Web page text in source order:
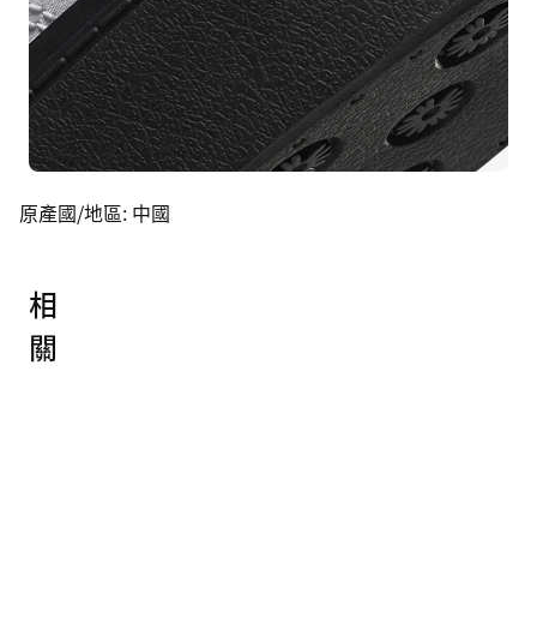
原產國/地區: 中國
相
關